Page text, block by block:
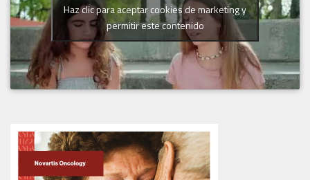
Haz clic para aceptar cookies de marketing y
permitir este contenido